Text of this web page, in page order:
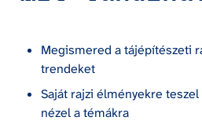
Megismered a tájépítészeti
trendeket
Saját rajzi élményekre
nézel a témákra